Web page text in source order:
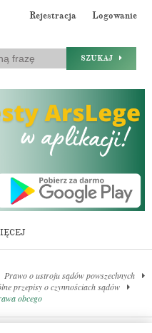
Rejestracja Logowanie
SZUKAJ
Prawo o ustroju sądów powszechnych
przepisy o czynnościach sądów
obcego